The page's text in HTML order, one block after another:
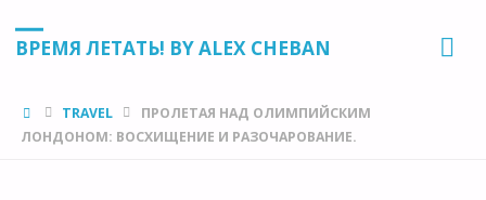
ВРЕМЯ ЛЕТАТЬ! BY ALEX CHEBAN
HOMETRAVEL
ПРОЛЕТАЯ НАД ОЛИМПИЙСКИМ
ЛОНДОНОМ: ВОСХИЩЕНИЕ И РАЗОЧАРОВАНИЕ.